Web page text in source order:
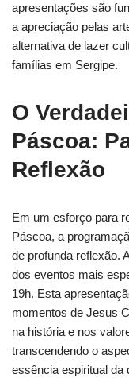
apresentações são
a apreciação pelas
alternativa de lazer
famílias em Sergipe.
O
Páscoa:
Reflexão
Em um esforço para
Páscoa, a
de profunda reflexão.
dos eventos mais
19h. Esta
momentos de Jesus
na história e nos
transcendendo o
essência espiritual da